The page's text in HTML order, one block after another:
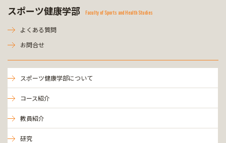
スポーツ健康学部 Faculty of Sports and Health Studies
よくある質問
お問合せ
スポーツ健康学部について
コース紹介
教員紹介
研究